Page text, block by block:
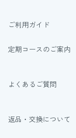
ご利用ガイド
定期コースのご案内
よくあるご質問
返品・交換について